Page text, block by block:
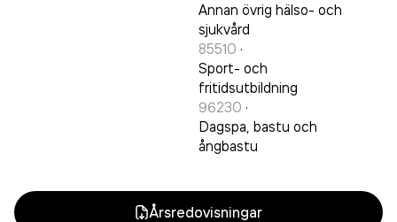
Annan övrig hälso- och
sjukvård
85510 ·
Sport- och
fritidsutbildning
96230 ·
Dagspa, bastu och
ångbastu
Årsredovisningar